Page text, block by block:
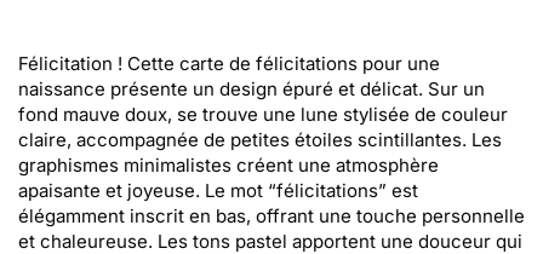
Félicitation ! Cette carte de félicitations pour une
naissance présente un design épuré et délicat. Sur un
fond mauve doux, se trouve une lune stylisée de couleur
claire, accompagnée de petites étoiles scintillantes. Les
graphismes minimalistes créent une atmosphère
apaisante et joyeuse. Le mot “félicitations” est
élégamment inscrit en bas, offrant une touche personnelle
et chaleureuse. Les tons pastel apportent une douceur qui